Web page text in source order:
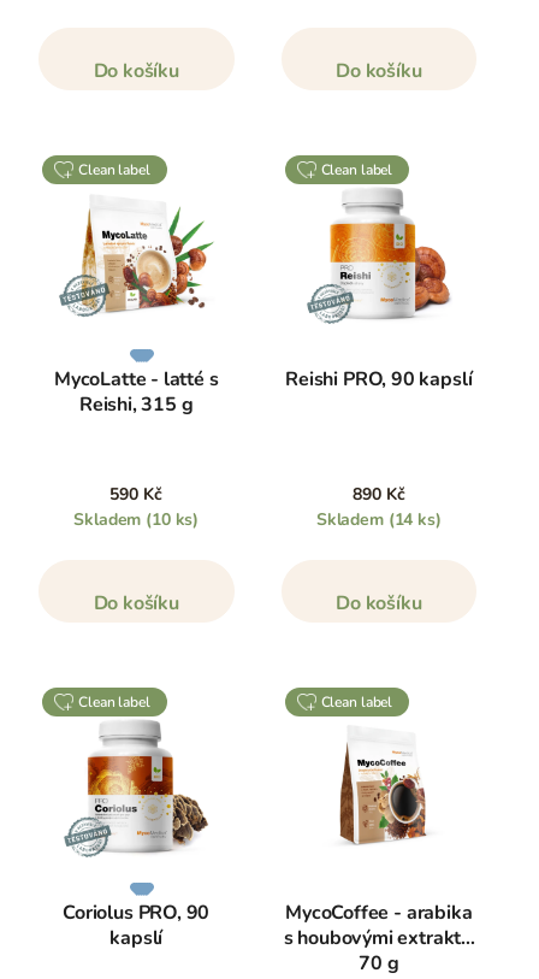
Do košíku Do košíku
clean label
MycoLatte - latté s
Reishi, 315 g
590 Kč
Skladem (10 ks)
Do košíku
clean label
Reishi PRO, 90 kapslí
890 Kč
Skladem (14 ks)
Do košíku
clean label
Coriolus PRO, 90
kapslí
clean label
MycoCoffee - arabika
s houbovými extrakty,
70 g